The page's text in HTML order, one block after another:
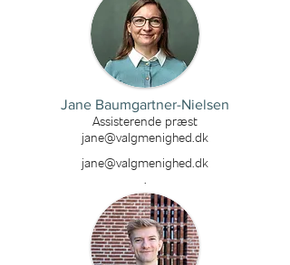
Jane Baumgartner-Nielsen
Assisterende præst
jane@valgmenighed.dk
jane@valgmenighed.dk